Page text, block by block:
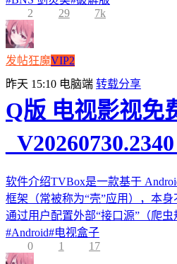
2
29 7k
发帖狂魔VIP2
昨天 15:10 电脑端 转载分享
Q版 电视影视免
软件介绍TVBox是一款基于
框架（常被称为“壳”应用），本
通过用户配置外部“接口源”（爬虫
#Android#电视盒子
0
1 17